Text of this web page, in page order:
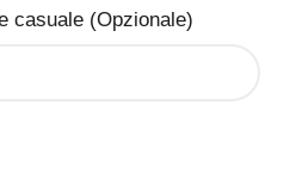
casuale (Opzionale)